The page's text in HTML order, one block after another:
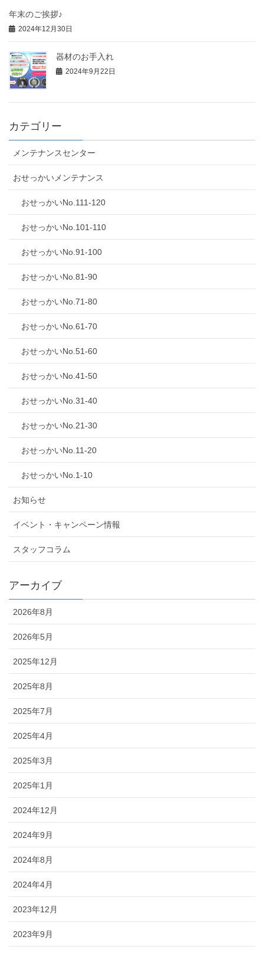
年末のご挨拶♪
2024年12月30日
器材のお手入れ
2024年9月22日
カテゴリー
メンテナンスセンター
おせっかいメンテナンス
おせっかいNo.111-120
おせっかいNo.101-110
おせっかいNo.91-100
おせっかいNo.81-90
おせっかいNo.71-80
おせっかいNo.61-70
おせっかいNo.51-60
おせっかいNo.41-50
おせっかいNo.31-40
おせっかいNo.21-30
おせっかいNo.11-20
おせっかいNo.1-10
お知らせ
イベント・キャンペーン情報
スタッフコラム
アーカイブ
2026年8月
2026年5月
2025年12月
2025年8月
2025年7月
2025年4月
2025年3月
2025年1月
2024年12月
2024年9月
2024年8月
2024年4月
2023年12月
2023年9月